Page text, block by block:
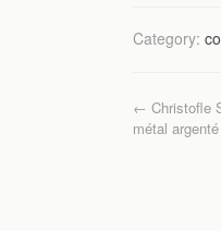
c
e
b
o
Category:
← Christofle
métal argenté